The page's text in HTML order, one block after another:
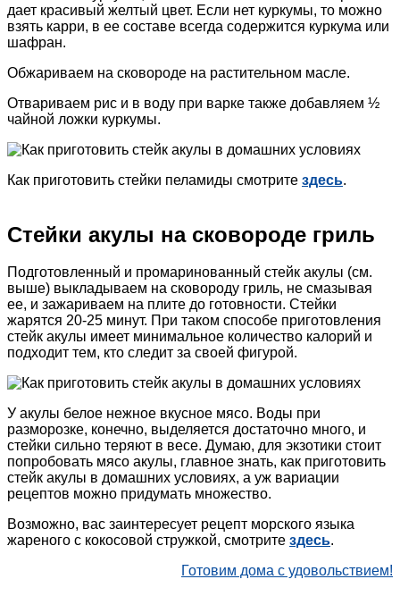
дает красивый желтый цвет. Если нет куркумы, то можно
взять карри, в ее составе всегда содержится куркума или
шафран.
Обжариваем на сковороде на растительном масле.
Отвариваем рис и в воду при варке также добавляем ½
чайной ложки куркумы.
Как приготовить стейки пеламиды смотрите здесь.
Стейки акулы на сковороде гриль
Подготовленный и промаринованный стейк акулы (см.
выше) выкладываем на сковороду гриль, не смазывая
ее, и зажариваем на плите до готовности. Стейки
жарятся 20-25 минут. При таком способе приготовления
стейк акулы имеет минимальное количество калорий и
подходит тем, кто следит за своей фигурой.
У акулы белое нежное вкусное мясо. Воды при
разморозке, конечно, выделяется достаточно много, и
стейки сильно теряют в весе. Думаю, для экзотики стоит
попробовать мясо акулы, главное знать, как приготовить
стейк акулы в домашних условиях, а уж вариации
рецептов можно придумать множество.
Возможно, вас заинтересует рецепт морского языка
жареного с кокосовой стружкой, смотрите здесь.
Готовим дома с удовольствием!